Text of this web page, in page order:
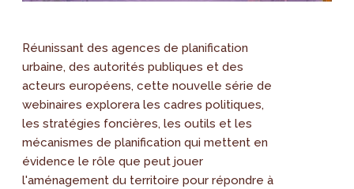
Réunissant des agences de planification
urbaine, des autorités publiques et des
acteurs européens, cette nouvelle série de
webinaires explorera les cadres politiques,
les stratégies foncières, les outils et les
mécanismes de planification qui mettent en
évidence le rôle que peut jouer
l'aménagement du territoire pour répondre à